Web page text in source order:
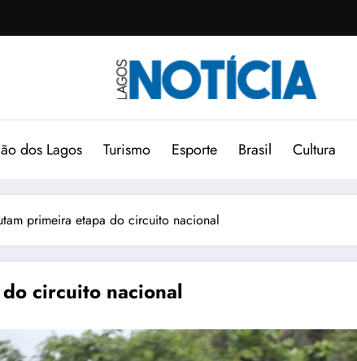
dos Lagos Turismo Esporte Brasil Cultura
primeira etapa do circuito nacional
circuito nacional